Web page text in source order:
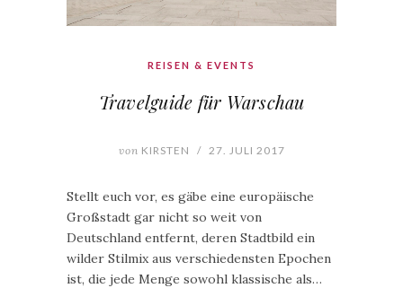
REISEN & EVENTS
Travelguide für Warschau
von KIRSTEN / 27. JULI 2017
Stellt euch vor, es gäbe eine europäische
Großstadt gar nicht so weit von
Deutschland entfernt, deren Stadtbild ein
wilder Stilmix aus verschiedensten Epochen
ist, die jede Menge sowohl klassische als…